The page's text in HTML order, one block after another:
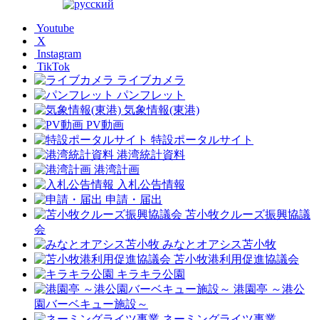
Youtube
X
Instagram
TikTok
ライブカメラ
パンフレット
気象情報(東港)
PV動画
特設ポータルサイト
港湾統計資料
港湾計画
入札公告情報
申請・届出
苫小牧クルーズ振興協議
会
みなとオアシス苫小牧
苫小牧港利用促進協議会
キラキラ公園
港園亭 ～港公
園バーベキュー施設～